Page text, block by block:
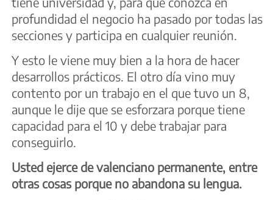
profundidad el negocio ha pasado por todas las
secciones y participa en cualquier reunión.
Y esto le viene muy bien a la hora de hacer
desarrollos prácticos. El otro día vino muy
contento por un trabajo en el que tuvo un 8,
aunque le dije que se esforzara porque tiene
capacidad para el 10 y debe trabajar para
conseguirlo.
Usted ejerce de valenciano permanente, entre
otras cosas porque no abandona su lengua.